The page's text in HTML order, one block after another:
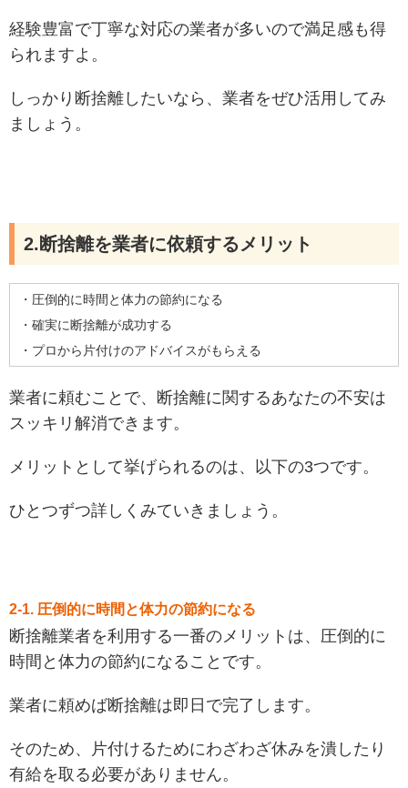
経験豊富で丁寧な対応の業者が多いので満足感も得
られますよ。
しっかり断捨離したいなら、業者をぜひ活用してみ
ましょう。
2.断捨離を業者に依頼するメリット
・圧倒的に時間と体力の節約になる
・確実に断捨離が成功する
・プロから片付けのアドバイスがもらえる
業者に頼むことで、断捨離に関するあなたの不安は
スッキリ解消できます。
メリットとして挙げられるのは、以下の3つです。
ひとつずつ詳しくみていきましょう。
2-1. 圧倒的に時間と体力の節約になる
断捨離業者を利用する一番のメリットは、圧倒的に
時間と体力の節約になることです。
業者に頼めば断捨離は即日で完了します。
そのため、片付けるためにわざわざ休みを潰したり
有給を取る必要がありません。